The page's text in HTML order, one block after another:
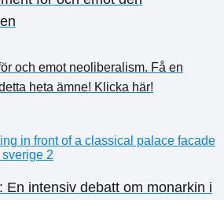
och emot neoliberalism. Få en
heta ämne! Klicka här!
En intensiv debatt om monarkin i